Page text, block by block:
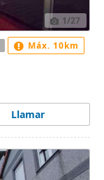
1/27
Llamar
Máx. 10km